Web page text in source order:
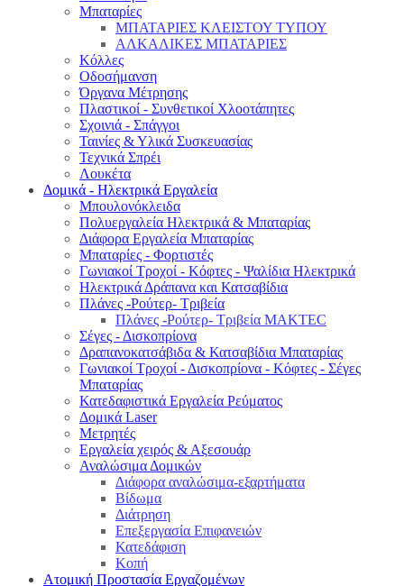
Μπαταρίες
ΜΠΑΤΑΡΙΕΣ ΚΛΕΙΣΤΟΥ ΤΥΠΟΥ
ΑΛΚΑΛΙΚΕΣ ΜΠΑΤΑΡΙΕΣ
Κόλλες
Οδοσήμανση
Όργανα Μέτρησης
Πλαστικοί - Συνθετικοί Χλοοτάπητες
Σχοινιά - Σπάγγοι
Ταινίες & Υλικά Συσκευασίας
Τεχνικά Σπρέι
Λουκέτα
Δομικά - Ηλεκτρικά Εργαλεία
Μπουλονόκλειδα
Πολυεργαλεία Ηλεκτρικά & Μπαταρίας
Διάφορα Εργαλεία Μπαταρίας
Μπαταρίες - Φορτιστές
Γωνιακοί Τροχοί - Κόφτες - Ψαλίδια Ηλεκτρικά
Ηλεκτρικά Δράπανα και Κατσαβίδια
Πλάνες -Ρούτερ- Τριβεία
Πλάνες -Ρούτερ- Τριβεία MAKTEC
Σέγες - Δισκοπρίονα
Δραπανοκατσάβιδα & Κατσαβίδια Μπαταρίας
Γωνιακοί Τροχοί - Δισκοπρίονα - Κόφτες - Σέγες
Μπαταρίας
Κατεδαφιστικά Εργαλεία Ρεύματος
Δομικά Laser
Μετρητές
Εργαλεία χειρός & Αξεσουάρ
Αναλώσιμα Δομικών
Διάφορα αναλώσιμα-εξαρτήματα
Βίδωμα
Διάτρηση
Επεξεργασία Επιφανειών
Κατεδάφιση
Κοπή
Ατομική Προστασία Εργαζομένων